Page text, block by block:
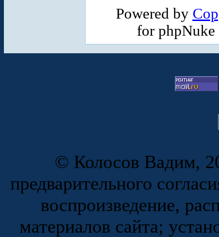
Powered by
for
© Колосов Вадим,
предварительного
воспроизведение,
материалов сайта;